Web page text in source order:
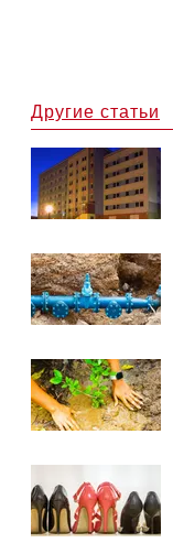
Другие статьи